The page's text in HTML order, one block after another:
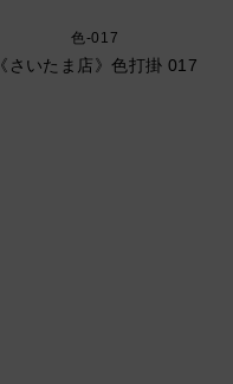
色-017
《さいたま店》色打掛 017